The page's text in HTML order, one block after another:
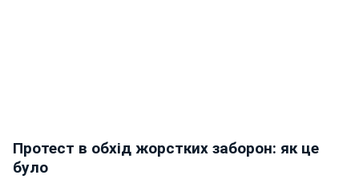
Протест в обхід жорстких заборон: як це
було